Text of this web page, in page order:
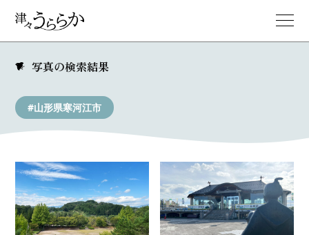
写真の検索結果
#山形県寒河江市